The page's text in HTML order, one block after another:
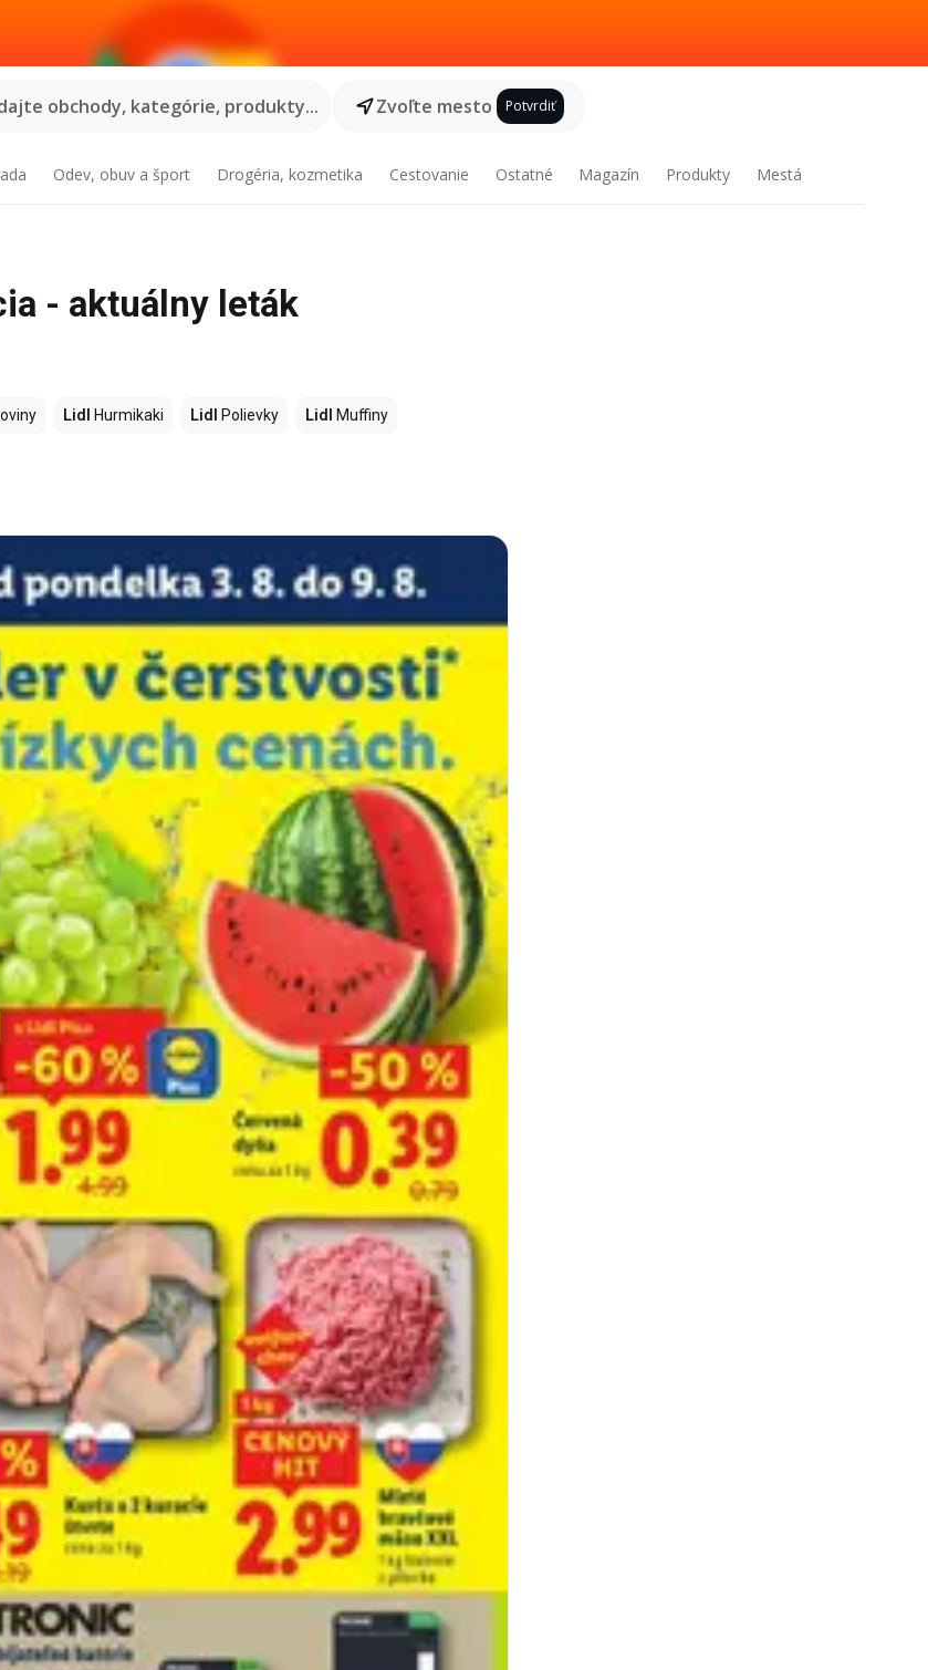
obchody, kategórie, produkty...
Zvoľte mesto Potvrdiť
Odev, obuv a šport Drogéria, kozmetika Cestovanie Ostatné Magazín Produkty Mestá
- aktuálny leták
Lidl Hurmikaki Lidl Polievky Lidl Muffiny